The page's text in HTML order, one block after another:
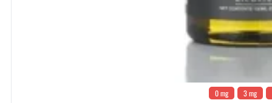
0 mg 3 mg